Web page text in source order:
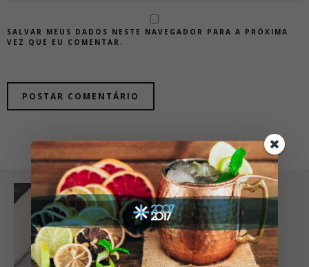
SALVAR MEUS DADOS NESTE NAVEGADOR PARA A PRÓXIMA
VEZ QUE EU COMENTAR.